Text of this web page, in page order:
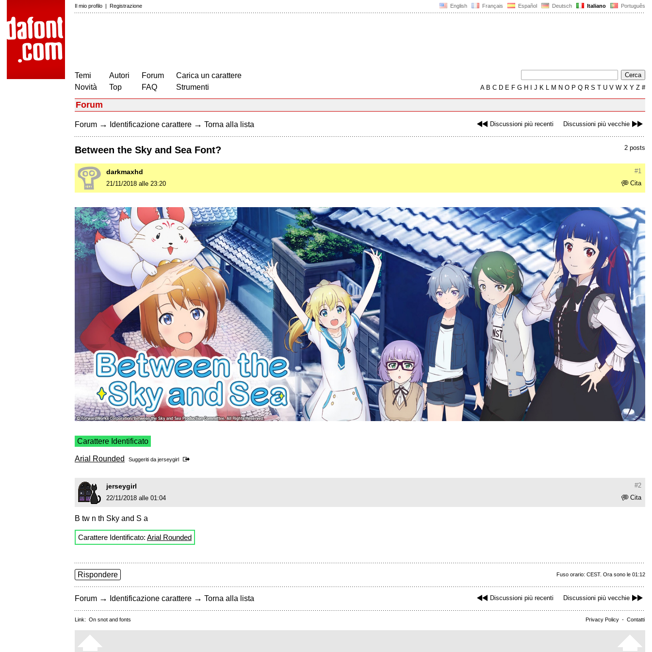
English Français Español Deutsch Italiano Português
Il mio profilo | Registrazione
Temi
Novità
Autori
Top
Forum
FAQ
Carica un carattere
Strumenti
AB C D E F G H J K L M N O P Q R S T U V W X Y Z #
Forum
Discussioni più recenti Discussioni più vecchie
Forum → Identificazione carattere → Torna alla lista
2 posts
Between the Sky and Sea Font?
#1
darkmaxhd
Cita
21/11/2018 alle 23:20
Carattere Identificato
Arial Rounded Suggeriti da jerseygirl
#2
jerseygirl
Cita
22/11/2018 alle 01:04
B tw n th Sky and S a
Carattere Identificato: Arial Rounded
Fuso orario: CEST. Ora sono le 01:12
Rispondere
Discussioni più recenti Discussioni più vecchie
Forum → Identificazione carattere → Torna alla lista
Privacy Policy - Contatti
Link: On snot and fonts